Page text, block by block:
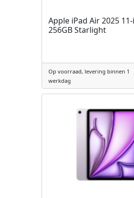
Apple iPad Air 2025
256GB Starlight
Op voorraad, levering binnen 1
werkdag